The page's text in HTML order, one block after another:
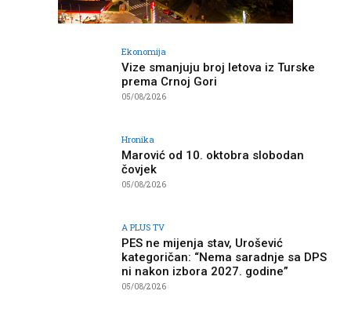
Ekonomija
Vize smanjuju broj letova iz Turske
prema Crnoj Gori
05/08/2026
Hronika
Marović od 10. oktobra slobodan
čovjek
05/08/2026
A PLUS TV
PES ne mijenja stav, Urošević
kategoričan: “Nema saradnje sa DPS
ni nakon izbora 2027. godine”
05/08/2026